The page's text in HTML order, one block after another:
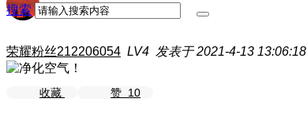
搜索
荣耀粉丝212206054 LV4 发表于 2021-4-13 13:06:18
收藏 赞 10